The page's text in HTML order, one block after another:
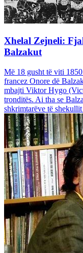
Xhelal Zejneli:
Balzakut
Më 18 gusht të viti
francez Onore dë
mbajti Viktor Hygo
tronditës. Ai tha se
shkrimtarëve të